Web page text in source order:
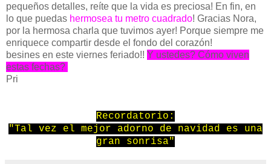
pequeños detalles, reíte que la vida es preciosa! En fin, en
lo que puedas hermosea tu metro cuadrado! Gracias Nora,
por la hermosa charla que tuvimos ayer! Porque siempre me
enriquece compartir desde el fondo del corazón!
besines en este viernes feriado!! Y ustedes? Cómo viven
estas fechas?
Pri
Recordatorio:
"Tal vez el mejor adorno de navidad es una
gran sonrisa"